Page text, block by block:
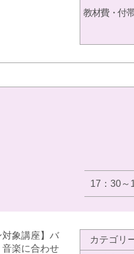
教材費・付
17：30～
対象講座】バ
楽に合わせ
カテゴリ